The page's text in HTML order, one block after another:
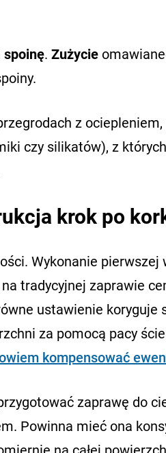
spoinę. Zużycie
z
czy silikatów), z
krok po
Wykonanie pierwszej
tradycyjnej zaprawie
ustawienie koryguje
za pomocą pacy
kompensować
zaprawę do
Powinna mieć ona